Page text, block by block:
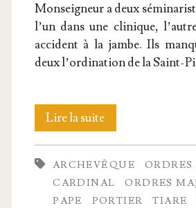
Mon­sei­gneur a deux
l’un dans une cli­nique,
acci­dent à la jambe. Ils
deux l’ordination de la Saint-
Lire la suiteLa
Hié­
rar­
chie
ARCHEVÊQUE
CARDINAL
ORDRES
PAPE
PORTIER TIARE